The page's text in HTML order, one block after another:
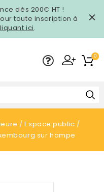
dès 200€ HT !
toute inscription à
ici.
0
Espace public
sur hampe